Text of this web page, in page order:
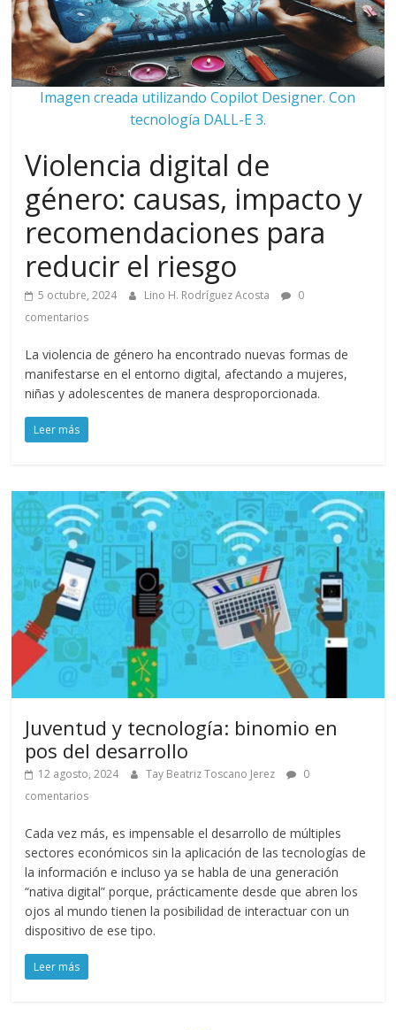
Imagen creada utilizando Copilot Designer. Con
tecnología DALL-E 3.
Violencia digital de
género: causas, impacto y
recomendaciones para
reducir el riesgo
5 octubre, 2024 Lino H. Rodríguez Acosta
0
comentarios
La violencia de género ha encontrado nuevas formas de
manifestarse en el entorno digital, afectando a mujeres,
niñas y adolescentes de manera desproporcionada.
Leer más
Juventud y tecnología: binomio en
pos del desarrollo
12 agosto, 2024 Tay Beatriz Toscano Jerez
0
comentarios
Cada vez más, es impensable el desarrollo de múltiples
sectores económicos sin la aplicación de las tecnologías de
la información e incluso ya se habla de una generación
“nativa digital” porque, prácticamente desde que abren los
ojos al mundo tienen la posibilidad de interactuar con un
dispositivo de ese tipo.
Leer más